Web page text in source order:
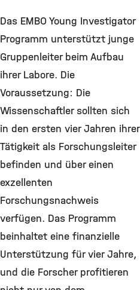
Das EMBO Young Investigator
Programm unterstützt junge
Gruppenleiter beim Aufbau
ihrer Labore. Die
Voraussetzung: Die
Wissenschaftler sollten sich
in den ersten vier Jahren ihrer
Tätigkeit als Forschungsleiter
befinden und über einen
exzellenten
Forschungsnachweis
verfügen. Das Programm
beinhaltet eine finanzielle
Unterstützung für vier Jahre,
und die Forscher profitieren